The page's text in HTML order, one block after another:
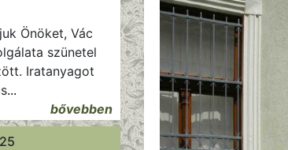
Önöket, Vác
szünetel
Iratanyagot
...
bővebben